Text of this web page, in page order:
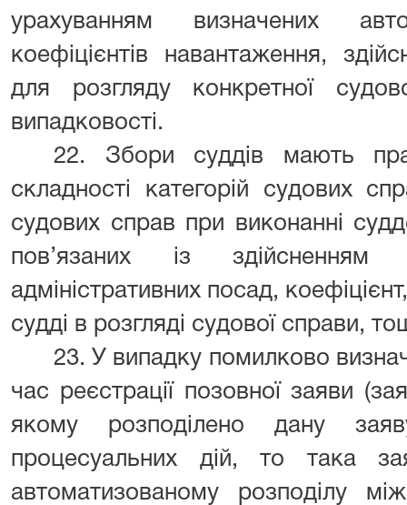
урахуванням визначених
коефіцієнтів навантаження,
для розгляду конкретної
випадковості.
22. Збори суддів мають
складності категорій судових
судових справ при виконанні
пов’язаних із здійсненням
адміністративних посад,
судді в розгляді судової справи,
23. У випадку помилково
час реєстрації позовної заяви
якому розподілено дану
процесуальних дій, то така
автоматизованому розподілу